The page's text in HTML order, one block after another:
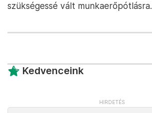
szükségessé vált munkaerőpótlásra.
Kedvenceink